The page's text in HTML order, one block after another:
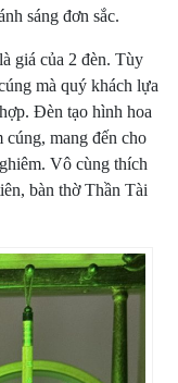
sáng đơn sắc.
giá của 2 đèn. Tùy
mà quý khách lựa
Đèn tạo hình hoa
cúng, mang đến cho
Vô cùng thích
bàn thờ Thần Tài